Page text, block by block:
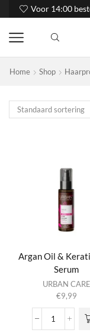
Voor 14:00
Home Shop
Argan Oil &
Serum
URBAN CARE
€9,99
Argan